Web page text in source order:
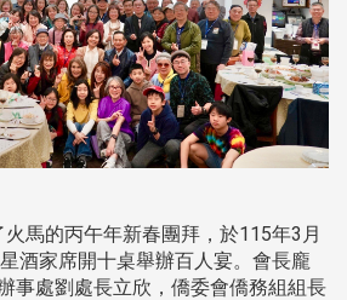
馬的丙午年新春團拜，於115年3月
酒家席開十桌舉辦百人宴。會長龐
事處劉處長立欣，僑委會僑務組組長